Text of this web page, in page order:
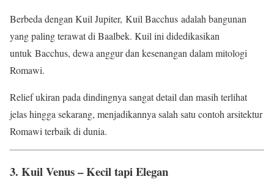
Berbeda dengan Kuil Jupiter, Kuil Bacchus adalah bangunan
yang paling terawat di Baalbek. Kuil ini didedikasikan
untuk Bacchus, dewa anggur dan kesenangan dalam mitologi
Romawi.
Relief ukiran pada dindingnya sangat detail dan masih terlihat
jelas hingga sekarang, menjadikannya salah satu contoh arsitektur
Romawi terbaik di dunia.
3. Kuil Venus – Kecil tapi Elegan